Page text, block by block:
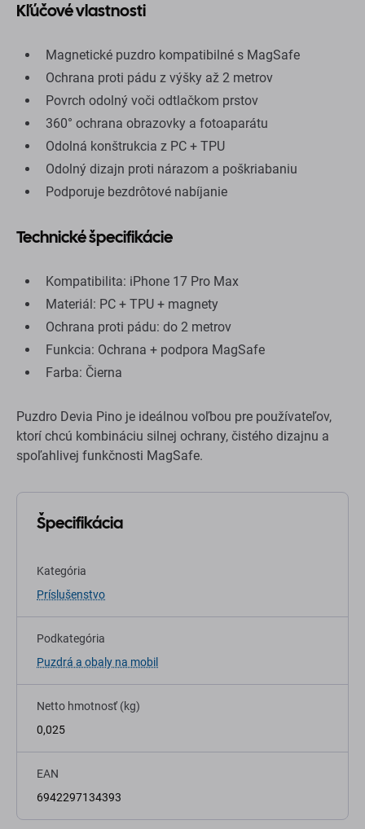
Kľúčové vlastnosti
Magnetické puzdro kompatibilné s MagSafe
Ochrana proti pádu z výšky až 2 metrov
Povrch odolný voči odtlačkom prstov
360° ochrana obrazovky a fotoaparátu
Odolná konštrukcia z PC + TPU
Odolný dizajn proti nárazom a poškriabaniu
Podporuje bezdrôtové nabíjanie
Technické špecifikácie
Kompatibilita: iPhone 17 Pro Max
Materiál: PC + TPU + magnety
Ochrana proti pádu: do 2 metrov
Funkcia: Ochrana + podpora MagSafe
Farba: Čierna
Puzdro Devia Pino je ideálnou voľbou pre používateľov,
ktorí chcú kombináciu silnej ochrany, čistého dizajnu a
spoľahlivej funkčnosti MagSafe.
Špecifikácia
Kategória
Príslušenstvo
Podkategória
Puzdrá a obaly na mobil
Netto hmotnosť (kg)
0,025
EAN
6942297134393